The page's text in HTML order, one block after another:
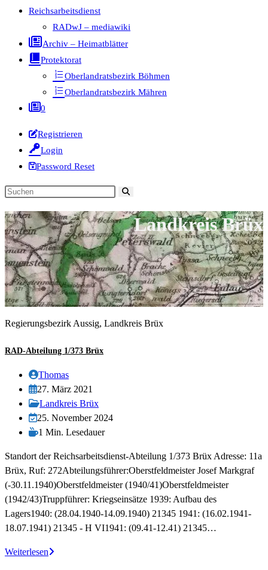
Reichsarbeitsdienst
RADwJ – mediawiki
Archiv – Heimatblätter
Protektorat
Oberlandratsbezirk Böhmen
Oberlandratsbezirk Mähren
0
Registrieren
Login
Password Reset
Diese
durchsuchen
Landkreis Brüx
Regierungsbezirk Aussig, Landkreis Brüx
RAD-Abteilung 1/373 Brüx
Beitrags-
Autor:
Thomas
Beitrag
veröffentlicht:
27. März 2021
Beitrags-
Kategorie:
Landkreis Brüx
Beitrag
zuletzt
am:
25. November 2024
Lesedauer:
1 Min. Lesedauer
Standort der Reichsarbeitsdienst-Abteilung 1/373 Brüx Adresse: 11a
Brüx, Ruf: 272Abteilungsführer:Oberstfeldmeister Josef Markgraf
(-30.11.1940)Oberstfeldmeister (1940/41)Oberstfeldmeister
(1942/43)Truppführer: Kriegseinsätze 1939: Aufbau des
Lagers1940: (28.04.1940-14.09.1940) 21345 1941: (16.02.1941-
18.07.1941) 21345 - H VI1941: (09.41-12.41) 21345…
WeiterlesenRAD-